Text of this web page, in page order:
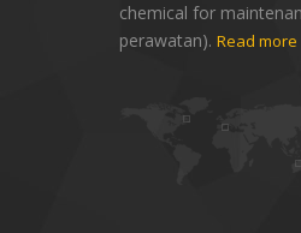
chemical for
perawatan). Read more